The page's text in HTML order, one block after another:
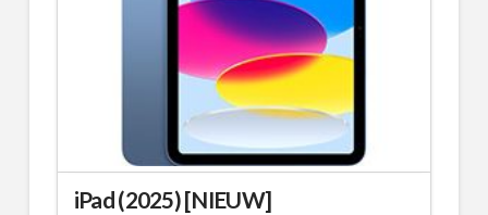
iPad (2025) [NIEUW]